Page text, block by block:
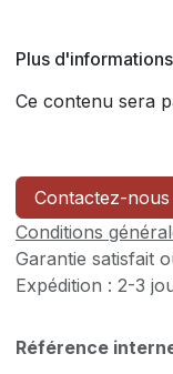
Plus d'informations
Ce contenu sera
Contactez-nous
Conditions
Garantie satisfait
Expédition : 2-3
Référence